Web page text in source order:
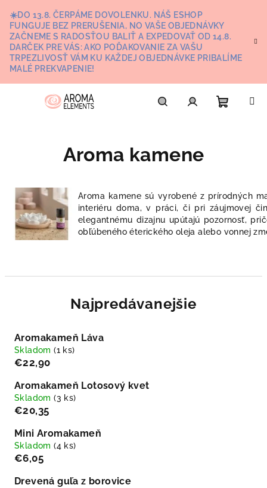
obsah
☀️DO 13.8. ČERPÁME DOVOLENKU. NÁŠ ESHOP
FUNGUJE BEZ PRERUŠENIA, NO VAŠE OBJEDNÁVKY
ZAČNEME S RADOSŤOU BALIŤ A EXPEDOVAŤ OD 14.8.
DARČEK PRE VÁS: AKO POĎAKOVANIE ZA VAŠU
TRPEZLIVOSŤ VÁM KU KAŽDEJ OBJEDNÁVKE PRIBALÍME
MALÉ PREKVAPENIE!
Aroma kamene
Aroma kamene sú vyrobené z prírodných
interiéru doma, v práci, či pri záujmovej
elegantnému dizajnu upútajú pozornosť,
obľúbeného éterického oleja alebo vonnej
Najpredávanejšie
Aromakameň Láva
Skladom(1 ks)
€22,90
Aromakameň Lotosový kvet
Skladom(3 ks)
€20,35
Mini Aromakameň
Skladom(4 ks)
€6,05
Drevená guľa z borovice